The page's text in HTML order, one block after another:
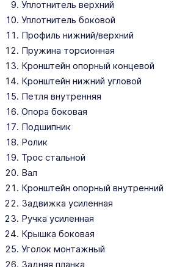
Уплотнитель верхний
Уплотнитель боковой
Профиль нижний/верхний
Пружина торсионная
Кронштейн опорный концевой
Кронштейн нижний угловой
Петля внутренняя
Опора боковая
Подшипник
Ролик
Трос стальной
Вал
Кронштейн опорный внутренний
Задвижка усиленная
Ручка усиленная
Крышка боковая
Уголок монтажный
Задняя планка